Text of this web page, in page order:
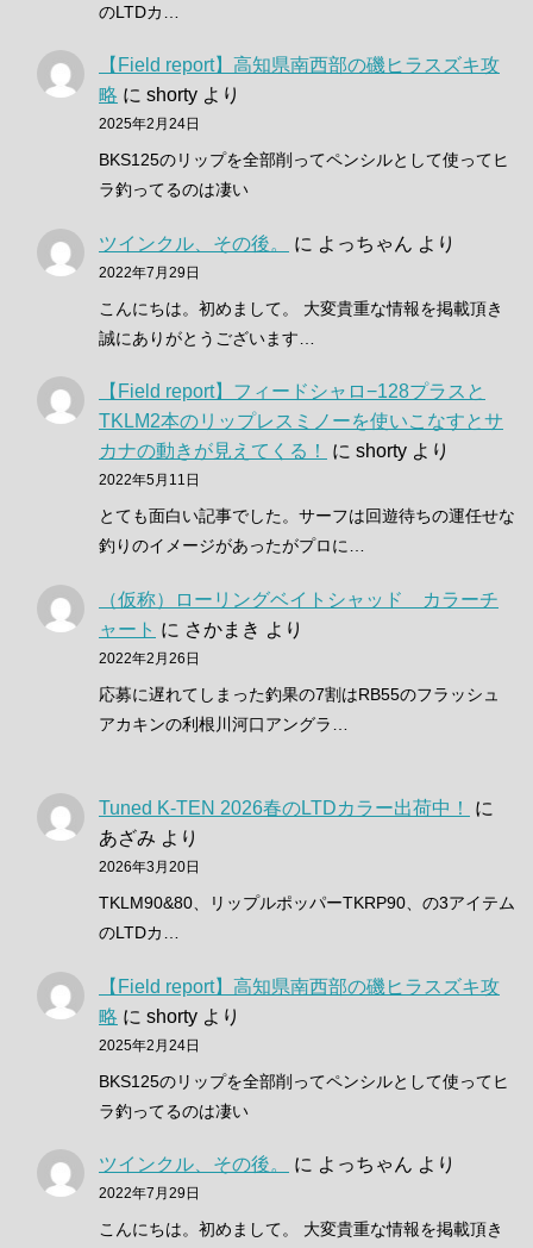
のLTDカ…
【Field report】高知県南西部の磯ヒラスズキ攻
略 に shorty より
2025年2月24日
BKS125のリップを全部削ってペンシルとして使ってヒ
ラ釣ってるのは凄い
ツインクル、その後。 に よっちゃん より
2022年7月29日
こんにちは。初めまして。 大変貴重な情報を掲載頂き
誠にありがとうございます…
【Field report】フィードシャロ−128プラスと
TKLM2本のリップレスミノーを使いこなすとサ
カナの動きが見えてくる！
に shorty より
2022年5月11日
とても面白い記事でした。サーフは回遊待ちの運任せな
釣りのイメージがあったがプロに…
（仮称）ローリングベイトシャッド カラーチ
ャート に さかまき より
2022年2月26日
応募に遅れてしまった釣果の7割はRB55のフラッシュ
アカキンの利根川河口アングラ…
Tuned K-TEN 2026春のLTDカラー出荷中！
に
あざみ より
2026年3月20日
TKLM90&80、リップルポッパーTKRP90、の3アイテム
のLTDカ…
【Field report】高知県南西部の磯ヒラスズキ攻
略 に shorty より
2025年2月24日
BKS125のリップを全部削ってペンシルとして使ってヒ
ラ釣ってるのは凄い
ツインクル、その後。 に よっちゃん より
2022年7月29日
こんにちは。初めまして。 大変貴重な情報を掲載頂き